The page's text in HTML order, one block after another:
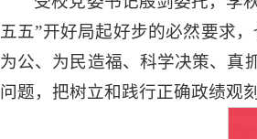
五五”开好局起好步的必然要求
为公、为民造福、科学决策、真
问题，把树立和践行正确政绩观